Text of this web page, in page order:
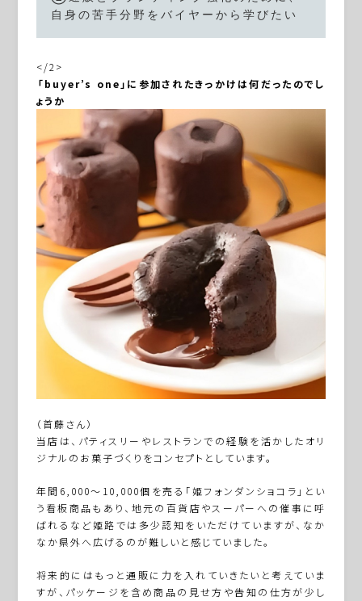
自身の苦手分野をバイヤーから学びたい
</2>
―――「buyer’s one」に参加されたきっかけは何だったのでし
ょうか
（首藤さん）
当店は、パティスリーやレストランでの経験を活かしたオリ
ジナルのお菓子づくりをコンセプトとしています。
年間6,000～10,000個を売る「姫フォンダンショコラ」とい
う看板商品もあり、地元の百貨店やスーパーへの催事に呼
ばれるなど姫路では多少認知をいただけていますが、なか
なか県外へ広げるのが難しいと感じていました。
将来的にはもっと通販に力を入れていきたいと考えていま
すが、パッケージを含め商品の見せ方や告知の仕方が少し